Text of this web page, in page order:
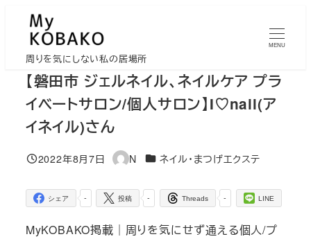
周りを気にしない私の居場所
MENU
【磐田市 ジェルネイル、ネイルケア プラ
イベートサロン/個人サロン】I♡nail(ア
イネイル)さん
投稿日
2022年8月7日
著
N カテゴリー
ネイル・まつげエクステ
-
シェア -
投稿 -
Threads LINE
MyKOBAKO掲載｜周りを気にせず通える個人/プ